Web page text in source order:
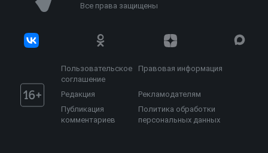
Все права защищены
Пользовательское
соглашение
Правовая информация
Редакция
Рекламодателям
Публикация
комментариев
Политика обработки
персональных данных